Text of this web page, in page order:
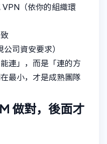
（依你的組織環
司資安要求）
連」，而是「連的方
最小，才是成熟團隊
做對，後面才